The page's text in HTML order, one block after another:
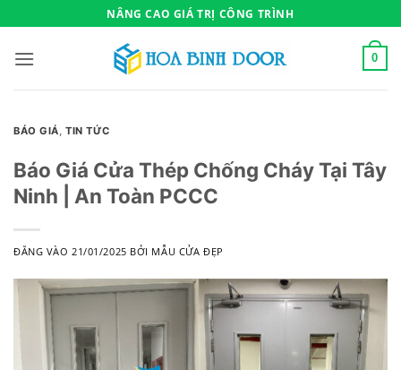
qua
nội
NÂNG CAO GIÁ TRỊ CÔNG TRÌNH
0
BÁO GIÁ,TIN TỨC
Báo Giá Cửa Thép Chống Cháy Tại Tây
Ninh | An Toàn PCCC
ĐĂNG VÀO 21/01/2025 BỞI MẪU CỬA ĐẸP